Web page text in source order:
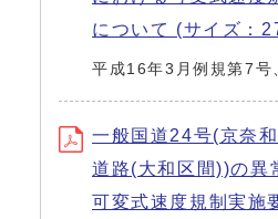
について (サイズ：
平成16年3月例規第7
一般国道24号(京奈
道路(大和区間))の異
可変式速度規制実施